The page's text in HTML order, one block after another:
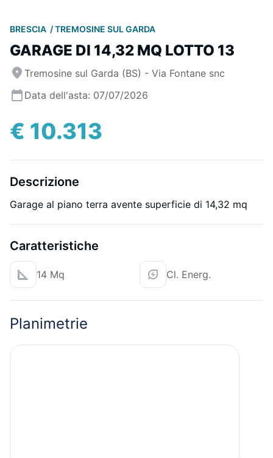
BRESCIA TREMOSINE SUL GARDA
GARAGE DI 14,32 MQ LOTTO 13
Tremosine sul Garda (BS) - Via Fontane snc
Data dell'asta: 07/07/2026
€ 10.313
Descrizione
Garage al piano terra avente superficie di 14,32 mq
Caratteristiche
14 Mq Cl. Energ.
Planimetrie